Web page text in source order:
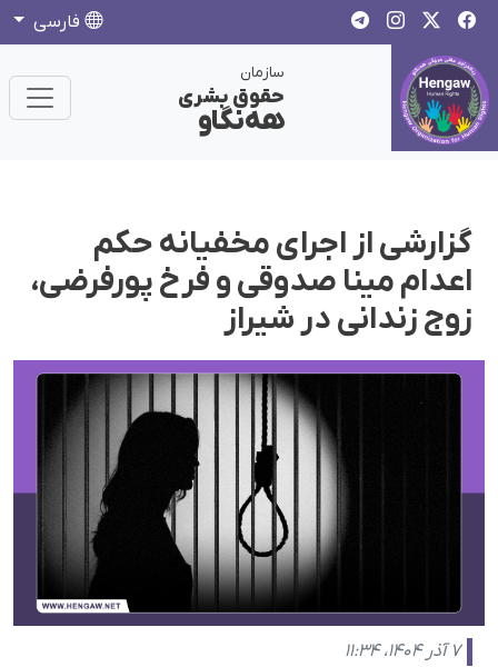
فارسی
سازمان
حقوق بشری
هەنگاو
گزارشی از اجرای مخفیانه حکم
اعدام مینا صدوقی و فرخ پورفرضی،
زوج زندانی در شیراز
۷ آذر ۱۴۰۴، ۱۱:۳۴